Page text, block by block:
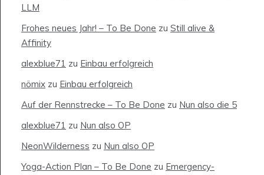
LLM
Frohes neues Jahr! – To Be Done zu Still alive &
Affinity
alexblue71 zu Einbau erfolgreich
nömix zu Einbau erfolgreich
Auf der Rennstrecke – To Be Done zu Nun also die 5
alexblue71 zu Nun also OP
NeonWilderness zu Nun also OP
Yoga-Action Plan – To Be Done zu Emergency-